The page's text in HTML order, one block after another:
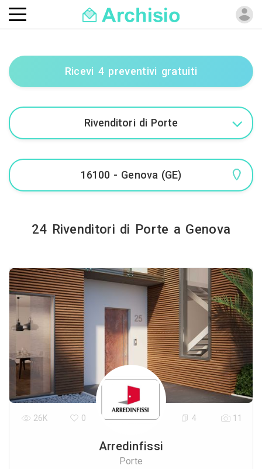
Ricevi 4 preventivi gratuiti
24 Rivenditori di Porte a Genova
Arredinfissi
Porte
26K 0 4 11